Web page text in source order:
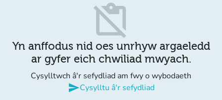
content_paste_off
Yn anffodus nid oes unrhyw argaeledd
ar gyfer eich chwiliad mwyach.
Cysylltwch â'r sefydliad am fwy o wybodaeth
sendCysylltu â'r sefydliad